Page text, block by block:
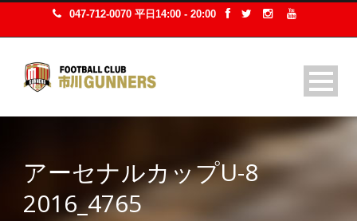
047-712-0070 平日14:00 - 20:00
アーセナルカップU-8
2016_4765